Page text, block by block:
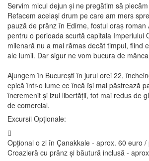
Servim micul dejun și ne pregătim să
Refacem același drum pe care am mers
pauză de prânz în Edirne, fostul oraș roman
pentru o perioada scurtă capitala Imperiului
milenară nu a mai rămas decât timpul, fiind
ale lumii. Dar sigur ne vom bucura de
Ajungem în București în jurul orei 22,
epică într-o lume ce încă își mai păstrează
încremenit și izul libertății, tot mai redus de
de comercial.
Excursii Opționale:
Opțional o zi în Çanakkale - aprox. 60 euro /
Croazieră cu prânz și băutură inclusă -